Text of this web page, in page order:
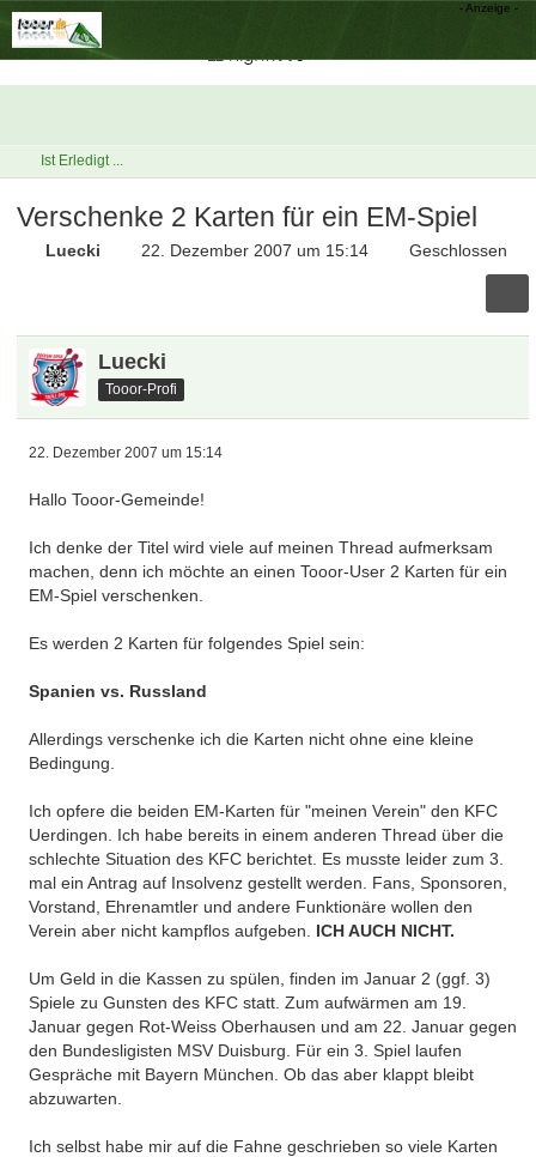
Ist Erledigt ...
Verschenke 2 Karten für ein EM-Spiel
Luecki 22. Dezember 2007 um 15:14 Geschlossen
Luecki
Tooor-Profi
22. Dezember 2007 um 15:14
Hallo Tooor-Gemeinde!
Ich denke der Titel wird viele auf meinen Thread aufmerksam
machen, denn ich möchte an einen Tooor-User 2 Karten für ein
EM-Spiel verschenken.
Es werden 2 Karten für folgendes Spiel sein:
Spanien vs. Russland
Allerdings verschenke ich die Karten nicht ohne eine kleine
Bedingung.
Ich opfere die beiden EM-Karten für "meinen Verein" den KFC
Uerdingen. Ich habe bereits in einem anderen Thread über die
schlechte Situation des KFC berichtet. Es musste leider zum 3.
mal ein Antrag auf Insolvenz gestellt werden. Fans, Sponsoren,
Vorstand, Ehrenamtler und andere Funktionäre wollen den
Verein aber nicht kampflos aufgeben.
ICH AUCH NICHT.
Um Geld in die Kassen zu spülen, finden im Januar 2 (ggf. 3)
Spiele zu Gunsten des KFC statt. Zum aufwärmen am 19.
Januar gegen Rot-Weiss Oberhausen und am 22. Januar gegen
den Bundesligisten MSV Duisburg. Für ein 3. Spiel laufen
Gespräche mit Bayern München. Ob das aber klappt bleibt
abzuwarten.
Ich selbst habe mir auf die Fahne geschrieben so viele Karten